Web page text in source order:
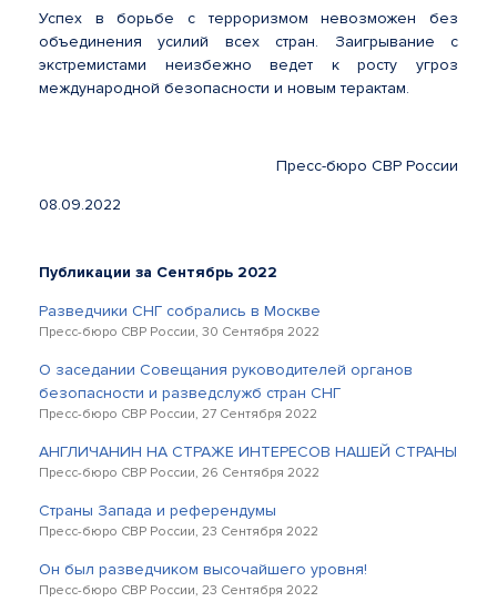
Успех в борьбе с терроризмом невозможен без
объединения усилий всех стран. Заигрывание с
экстремистами неизбежно ведет к росту угроз
международной безопасности и новым терактам.
Пресс-бюро СВР России
08.09.2022
Публикации за Сентябрь 2022
Разведчики СНГ собрались в Москве
Пресс-бюро СВР России, 30 Сентября 2022
О заседании Совещания руководителей органов
безопасности и разведслужб стран СНГ
Пресс-бюро СВР России, 27 Сентября 2022
АНГЛИЧАНИН НА СТРАЖЕ ИНТЕРЕСОВ НАШЕЙ СТРАНЫ
Пресс-бюро СВР России, 26 Сентября 2022
Страны Запада и референдумы
Пресс-бюро СВР России, 23 Сентября 2022
Он был разведчиком высочайшего уровня!
Пресс-бюро СВР России, 23 Сентября 2022